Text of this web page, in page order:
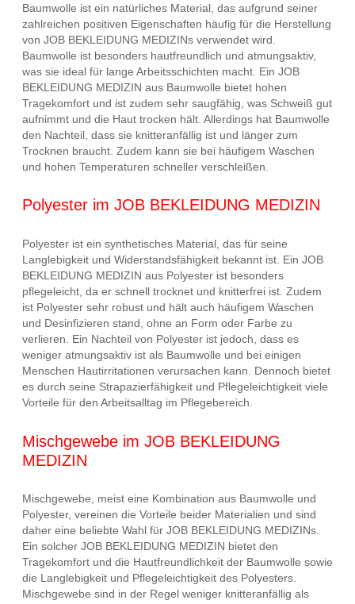
Baumwolle ist ein natürliches Material, das aufgrund seiner
zahlreichen positiven Eigenschaften häufig für die Herstellung
von JOB BEKLEIDUNG MEDIZINs verwendet wird.
Baumwolle ist besonders hautfreundlich und atmungsaktiv,
was sie ideal für lange Arbeitsschichten macht. Ein JOB
BEKLEIDUNG MEDIZIN aus Baumwolle bietet hohen
Tragekomfort und ist zudem sehr saugfähig, was Schweiß gut
aufnimmt und die Haut trocken hält. Allerdings hat Baumwolle
den Nachteil, dass sie knitteranfällig ist und länger zum
Trocknen braucht. Zudem kann sie bei häufigem Waschen
und hohen Temperaturen schneller verschleißen.
Polyester im JOB BEKLEIDUNG MEDIZIN
Polyester ist ein synthetisches Material, das für seine
Langlebigkeit und Widerstandsfähigkeit bekannt ist. Ein JOB
BEKLEIDUNG MEDIZIN aus Polyester ist besonders
pflegeleicht, da er schnell trocknet und knitterfrei ist. Zudem
ist Polyester sehr robust und hält auch häufigem Waschen
und Desinfizieren stand, ohne an Form oder Farbe zu
verlieren. Ein Nachteil von Polyester ist jedoch, dass es
weniger atmungsaktiv ist als Baumwolle und bei einigen
Menschen Hautirritationen verursachen kann. Dennoch bietet
es durch seine Strapazierfähigkeit und Pflegeleichtigkeit viele
Vorteile für den Arbeitsalltag im Pflegebereich.
Mischgewebe im JOB BEKLEIDUNG
MEDIZIN
Mischgewebe, meist eine Kombination aus Baumwolle und
Polyester, vereinen die Vorteile beider Materialien und sind
daher eine beliebte Wahl für JOB BEKLEIDUNG MEDIZINs.
Ein solcher JOB BEKLEIDUNG MEDIZIN bietet den
Tragekomfort und die Hautfreundlichkeit der Baumwolle sowie
die Langlebigkeit und Pflegeleichtigkeit des Polyesters.
Mischgewebe sind in der Regel weniger knitteranfällig als